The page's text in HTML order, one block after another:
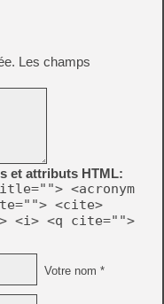
Les champs
et attributs HTML:
<acronym
<cite>
<i> <q cite="">
Votre nom *